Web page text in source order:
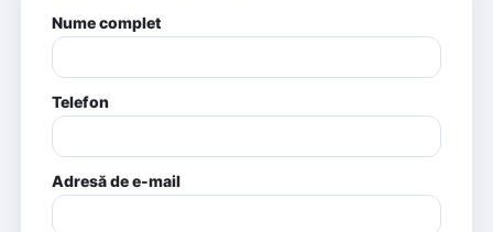
Nume complet
Telefon
Adresă de e-mail